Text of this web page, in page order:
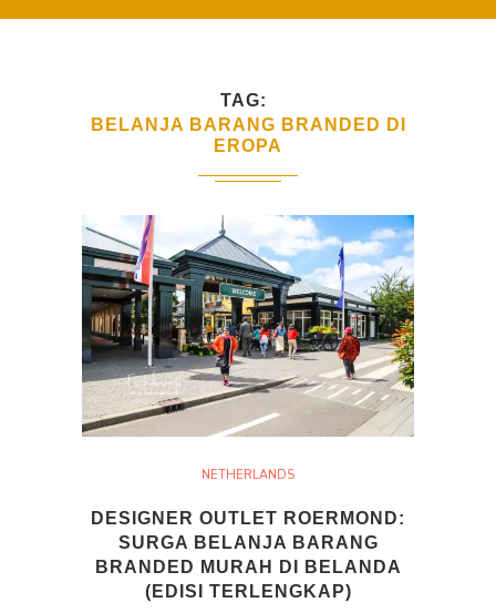
TAG
BELANJA BARANG BRANDED DI
EROPA
NETHERLANDS
DESIGNER OUTLET ROERMOND:
SURGA BELANJA BARANG
BRANDED MURAH DI BELANDA
(EDISI TERLENGKAP)